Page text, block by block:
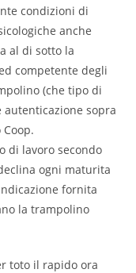
condizioni di
anche
al di sotto la
competente degli
(che tipo di
sopra
di lavoro secondo
ogni maturita
fornita
la trampolino
toto il rapido ora